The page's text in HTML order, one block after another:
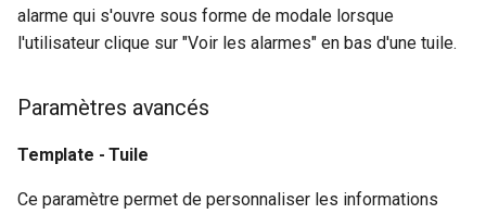
alarme qui s'ouvre sous forme de modale lorsque
l'utilisateur clique sur "Voir les alarmes" en bas d'une tuile.
Paramètres avancés
Template - Tuile
Ce paramètre permet de personnaliser les informations